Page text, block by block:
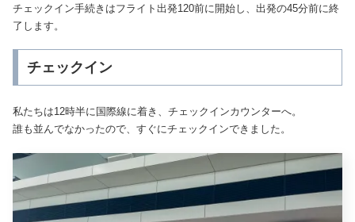
チェックイン手続きはフライト出発120前に開始し、出発の45分前に終
了します。
チェックイン
私たちは12時半に国際線に着き、チェックインカウンターへ。
誰も並んでなかったので、すぐにチェックインできました。